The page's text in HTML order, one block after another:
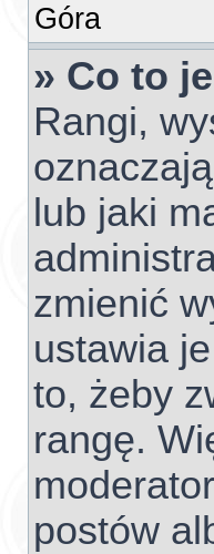
Góra
» Co to
Rangi,
lub jaki
zmienić
ustawia
to, żeby
rangę.
postów